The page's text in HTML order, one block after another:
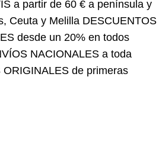
Ceuta y Melilla DESCUENTOS
desde un 20% en todos
NACIONALES a toda
de primeras